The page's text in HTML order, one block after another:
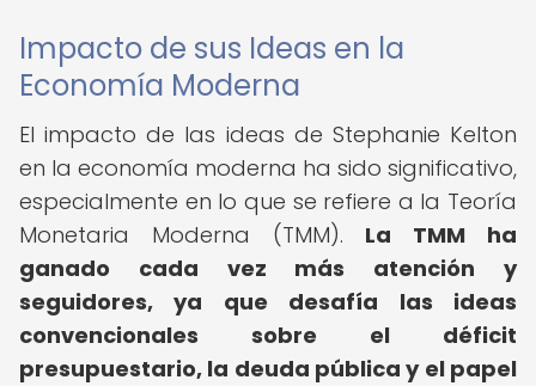
Impacto de sus Ideas en la
Economía Moderna
El impacto de las ideas de Stephanie Kelton
en la economía moderna ha sido significativo,
especialmente en lo que se refiere a la Teoría
Monetaria Moderna (TMM). La TMM ha
ganado cada vez más atención y
seguidores, ya que desafía las ideas
convencionales sobre el déficit
presupuestario, la deuda pública y el papel